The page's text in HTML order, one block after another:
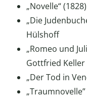
„Novelle“
„Die
Hülshoff
„Romeo und
Gottfried Keller
„Der Tod in